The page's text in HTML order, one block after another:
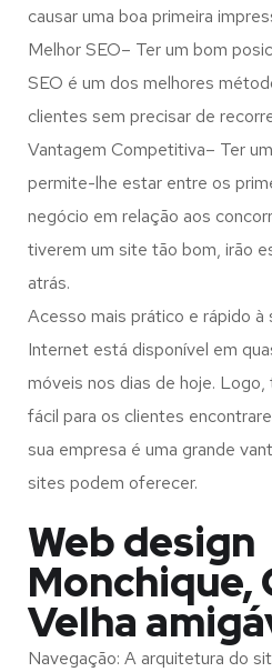
causar uma boa primeira
Melhor SEO– Ter um bom
SEO é um dos melhores
clientes sem precisar de
Vantagem Competitiva– Ter
permite-lhe estar entre os
negócio em relação aos
tiverem um site tão bom, irão
atrás.
Acesso mais prático e rápido à
Internet está disponível em
móveis nos dias de hoje. Logo,
fácil para os clientes
sua empresa é uma grande
sites podem oferecer.
Web design
Monchique,
Velha
Navegação: A arquitetura do